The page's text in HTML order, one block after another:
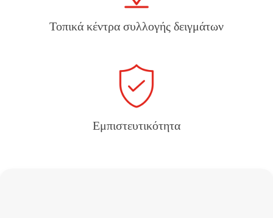
Τοπικά κέντρα συλλογής δειγμάτων
Εμπιστευτικότητα